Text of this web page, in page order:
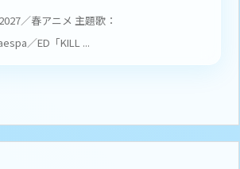
2027／春アニメ 主題歌：
／ED「KILL ...